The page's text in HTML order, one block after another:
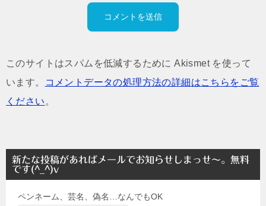
このサイトはスパムを低減するために Akismet を使って
います。
コメントデータの処理方法の詳細はこちらをご覧
ください 。
新たな投稿があればメールでお知らせしまっせ～。無料
です(^_^)v
ペンネーム、芸名、偽名…なんでもOK